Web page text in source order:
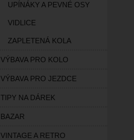
UPÍNÁKY A PEVNÉ OSY
VIDLICE
ZAPLETENÁ KOLA
VÝBAVA PRO KOLO
VÝBAVA PRO JEZDCE
TIPY NA DÁREK
BAZAR
VINTAGE A RETRO